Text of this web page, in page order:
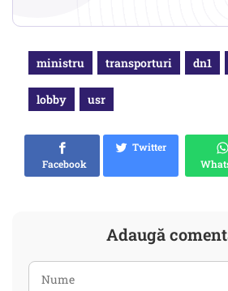
ministru transporturi dn1
lobby usr
Facebook
Twitter
Adaugă